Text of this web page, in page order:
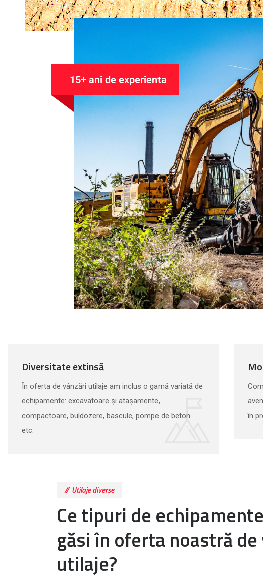
15+ ani de experienta
Diversitate extinsă
În oferta de vânzări utilaje am inclus o gamă variată de
echipamente: excavatoare și atașamente,
compactoare, buldozere, bascule, pompe de beton
etc.
în
Utilaje diverse
Ce tipuri de
găsi în oferta noastră
utilaje?